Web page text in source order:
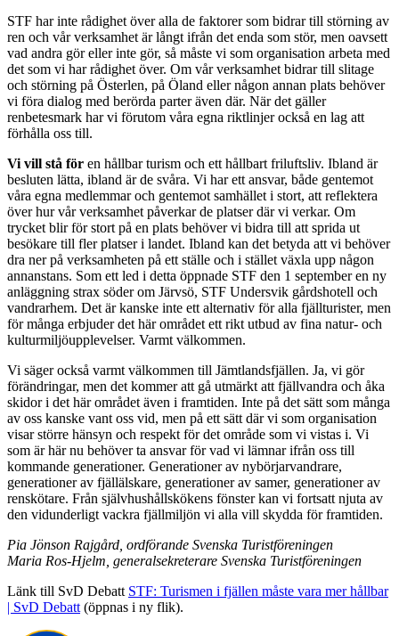
STF har inte rådighet över alla de faktorer som bidrar till störning av
ren och vår verksamhet är långt ifrån det enda som stör, men oavsett
vad andra gör eller inte gör, så måste vi som organisation arbeta med
det som vi har rådighet över. Om vår verksamhet bidrar till slitage
och störning på Österlen, på Öland eller någon annan plats behöver
vi föra dialog med berörda parter även där. När det gäller
renbetesmark har vi förutom våra egna riktlinjer också en lag att
förhålla oss till.
Vi vill stå för en hållbar turism och ett hållbart friluftsliv. Ibland är
besluten lätta, ibland är de svåra. Vi har ett ansvar, både gentemot
våra egna medlemmar och gentemot samhället i stort, att reflektera
över hur vår verksamhet påverkar de platser där vi verkar. Om
trycket blir för stort på en plats behöver vi bidra till att sprida ut
besökare till fler platser i landet. Ibland kan det betyda att vi behöver
dra ner på verksamheten på ett ställe och i stället växla upp någon
annanstans. Som ett led i detta öppnade STF den 1 september en ny
anläggning strax söder om Järvsö, STF Undersvik gårdshotell och
vandrarhem. Det är kanske inte ett alternativ för alla fjällturister, men
för många erbjuder det här området ett rikt utbud av fina natur- och
kultur­miljö­upplevelser. Varmt välkommen.
Vi säger också varmt välkommen till Jämtlands­fjällen. Ja, vi gör
förändringar, men det kommer att gå utmärkt att fjällvandra och åka
skidor i det här området även i framtiden. Inte på det sätt som många
av oss kanske vant oss vid, men på ett sätt där vi som organisation
visar större hänsyn och respekt för det område som vi vistas i. Vi
som är här nu behöver ta ansvar för vad vi lämnar ifrån oss till
kommande generationer. Generationer av nybörjar­vandrare,
generationer av fjällälskare, generationer av samer, generationer av
renskötare. Från självhushålls­kökens fönster kan vi fortsatt njuta av
den vidunderligt vackra fjällmiljön vi alla vill skydda för framtiden.
Pia Jönson Rajgård, ordförande Svenska Turist­föreningen
Maria Ros-Hjelm, general­sekreterare Svenska Turist­föreningen
Länk till SvD Debatt STF: Turismen i fjällen måste vara mer hållbar
| SvD Debatt (öppnas i ny flik).